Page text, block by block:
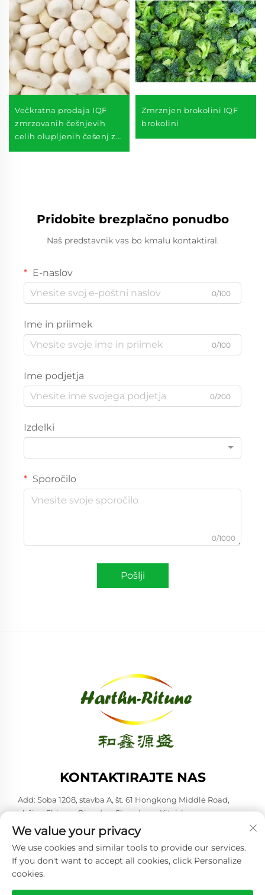
Večkratna prodaja IQF
zmrzovanih češnjevih
celih olupljenih češenj za
Zmrznjen brokolini IQF
brokolini
Pridobite brezplačno ponudbo
Naš predstavnik vas bo kmalu kontaktiral.
E-naslov
0/100
Ime in priimek
0/100
Ime podjetja
0/200
Izdelki
Sporočilo
0/1000
Pošlji
KONTAKTIRAJTE NAS
Add: Soba 1208, stavba A, št. 61 Hongkong Middle Road,
občina Shinan, Qingdao, Shandong, Kitajska
Tel:+86-53285879528
E-pošta:[email protected]
Avtorske pravice © 2026 Qingdao Harthn-ritune Corp., Ltd. Vse
We value your privacy
We use cookies and similar tools to provide our services.
If you don't want to accept all cookies, click Personalize
cookies.